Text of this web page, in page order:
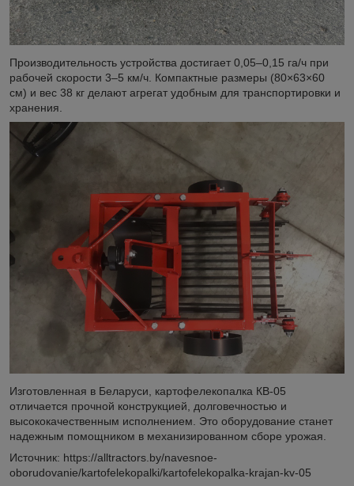
Производительность устройства достигает 0,05–0,15 га/ч при
рабочей скорости 3–5 км/ч. Компактные размеры (80×63×60
см) и вес 38 кг делают агрегат удобным для транспортировки и
хранения.
Изготовленная в Беларуси, картофелекопалка КВ-05
отличается прочной конструкцией, долговечностью и
высококачественным исполнением. Это оборудование станет
надежным помощником в механизированном сборе урожая.
Источник: https://alltractors.by/navesnoe-
oborudovanie/kartofelekopalki/kartofelekopalka-krajan-kv-05